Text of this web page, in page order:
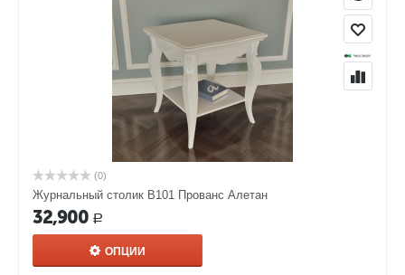
(0)
Журнальный столик В101 Прованс Алетан
32,900 Р
ОПЦИИ